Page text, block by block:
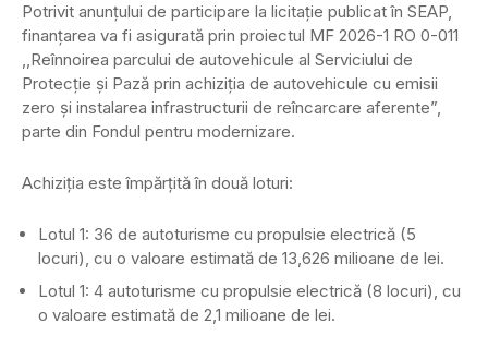
Potrivit anunțului de participare la licitație publicat în SEAP,
finanțarea va fi asigurată prin proiectul MF 2026-1 RO 0-011
,,Reînnoirea parcului de autovehicule al Serviciului de
Protecție și Pază prin achiziția de autovehicule cu emisii
zero și instalarea infrastructurii de reîncarcare aferente”,
parte din Fondul pentru modernizare.
Achiziția este împărțită în două loturi:
Lotul 1: 36 de autoturisme cu propulsie electrică (5
locuri), cu o valoare estimată de 13,626 milioane de lei.
Lotul 1: 4 autoturisme cu propulsie electrică (8 locuri), cu
o valoare estimată de 2,1 milioane de lei.